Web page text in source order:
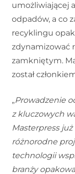
umożliwiającej
odpadów, a co
recyklingu
zdynamizować
zamkniętym.
został
„Prowadzenie
z kluczowych
Masterpress
różnorodne
technologii
branży